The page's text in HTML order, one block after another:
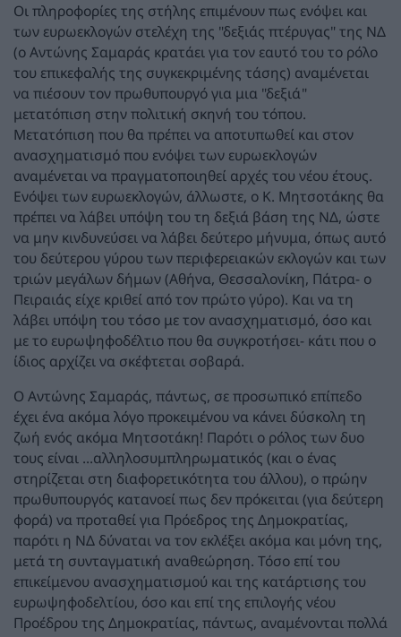
Οι πληροφορίες της στήλης επιμένουν πως ενόψει και
των ευρωεκλογών στελέχη της "δεξιάς πτέρυγας" της ΝΔ
(ο Αντώνης Σαμαράς κρατάει για τον εαυτό του το ρόλο
του επικεφαλής της συγκεκριμένης τάσης) αναμένεται
να πιέσουν τον πρωθυπουργό για μια "δεξιά"
μετατόπιση στην πολιτική σκηνή του τόπου.
Μετατόπιση που θα πρέπει να αποτυπωθεί και στον
ανασχηματισμό που ενόψει των ευρωεκλογών
αναμένεται να πραγματοποιηθεί αρχές του νέου έτους.
Ενόψει των ευρωεκλογών, άλλωστε, ο Κ. Μητσοτάκης θα
πρέπει να λάβει υπόψη του τη δεξιά βάση της ΝΔ, ώστε
να μην κινδυνεύσει να λάβει δεύτερο μήνυμα, όπως αυτό
του δεύτερου γύρου των περιφερειακών εκλογών και των
τριών μεγάλων δήμων (Αθήνα, Θεσσαλονίκη, Πάτρα- ο
Πειραιάς είχε κριθεί από τον πρώτο γύρο). Και να τη
λάβει υπόψη του τόσο με τον ανασχηματισμό, όσο και
με το ευρωψηφοδέλτιο που θα συγκροτήσει- κάτι που ο
ίδιος αρχίζει να σκέφτεται σοβαρά.
Ο Αντώνης Σαμαράς, πάντως, σε προσωπικό επίπεδο
έχει ένα ακόμα λόγο προκειμένου να κάνει δύσκολη τη
ζωή ενός ακόμα Μητσοτάκη! Παρότι ο ρόλος των δυο
τους είναι ...αλληλοσυμπληρωματικός (και ο ένας
στηρίζεται στη διαφορετικότητα του άλλου), ο πρώην
πρωθυπουργός κατανοεί πως δεν πρόκειται (για δεύτερη
φορά) να προταθεί για Πρόεδρος της Δημοκρατίας,
παρότι η ΝΔ δύναται να τον εκλέξει ακόμα και μόνη της,
μετά τη συνταγματική αναθεώρηση. Τόσο επί του
επικείμενου ανασχηματισμού και της κατάρτισης του
ευρωψηφοδελτίου, όσο και επί της επιλογής νέου
Προέδρου της Δημοκρατίας, πάντως, αναμένονται πολλά